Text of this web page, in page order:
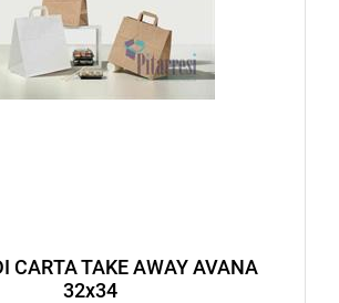
CARTA TAKE AWAY AVANA
32x34